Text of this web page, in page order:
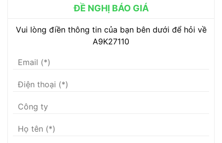
ĐỀ NGHỊ BÁO GIÁ
Vui lòng điền thông tin của bạn bên dưới để hỏi về
A9K27110